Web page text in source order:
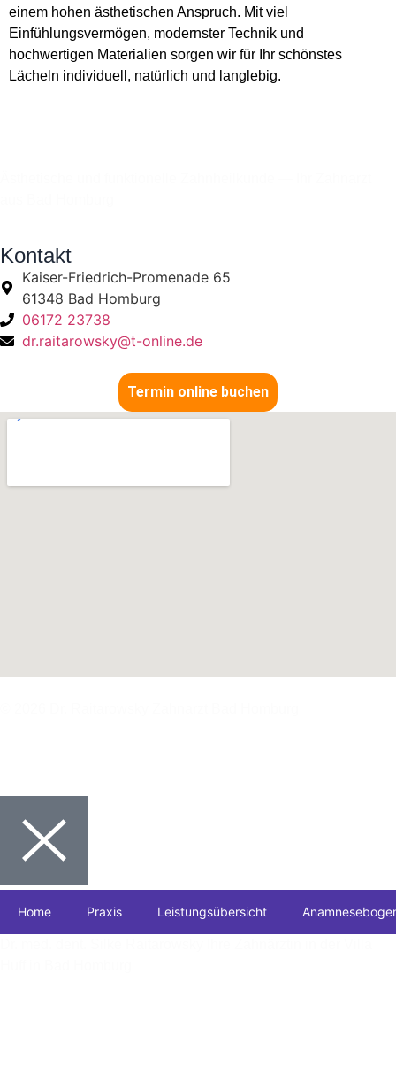
einem hohen ästhetischen Anspruch. Mit viel
Einfühlungsvermögen, modernster Technik und
hochwertigen Materialien sorgen wir für Ihr schönstes
Lächeln individuell, natürlich und langlebig.
Kontakt
Kaiser-Friedrich-Promenade 65
61348 Bad Homburg
06172 23738
dr.raitarowsky@t-online.de
Termin online buchen
Home Praxis Leistungsübersicht